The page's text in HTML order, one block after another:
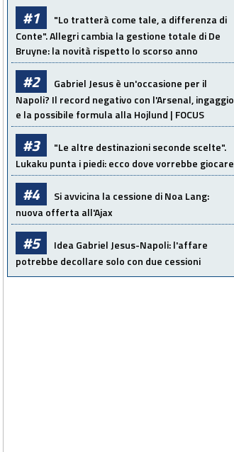
#1
"Lo tratterà come tale, a differenza di
Conte". Allegri cambia la gestione totale di De
Bruyne: la novità rispetto lo scorso anno
#2
Gabriel Jesus è un'occasione per il
Napoli? Il record negativo con l'Arsenal, ingaggio
e la possibile formula alla Hojlund | FOCUS
#3
"Le altre destinazioni seconde scelte".
Lukaku punta i piedi: ecco dove vorrebbe giocare
#4
Si avvicina la cessione di Noa Lang:
nuova offerta all'Ajax
#5
Idea Gabriel Jesus-Napoli: l'affare
potrebbe decollare solo con due cessioni